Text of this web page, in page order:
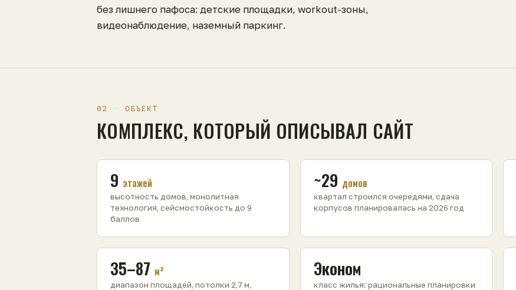
без лишнего пафоса: детские площадки, workout-зоны,
видеонаблюдение, наземный паркинг.
02 · ОБЪЕКТ
КОМПЛЕКС, КОТОРЫЙ ОПИСЫВАЛ САЙТ
9 этажей
высотность домов, монолитная
технология, сейсмостойкость до 9
баллов
~29 домов
квартал строился очередями, сдача
корпусов планировалась на 2026 год
35–87 м²
диапазон площадей, потолки 2,7 м,
Эконом
класс жилья: рациональные планировки